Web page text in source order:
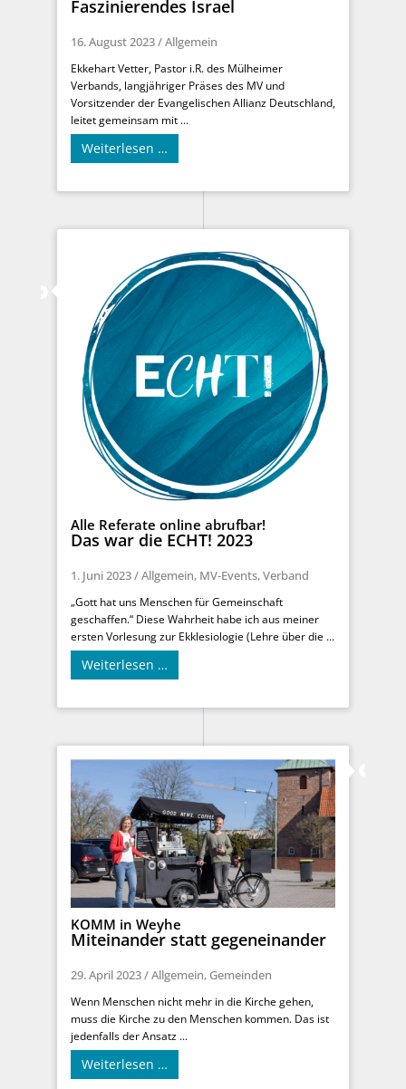
Faszinierendes Israel
16. August 2023/Allgemein
Ekkehart Vetter, Pastor i.R. des Mülheimer
Verbands, langjähriger Präses des MV und
Vorsitzender der Evangelischen Allianz Deutschland,
leitet gemeinsam mit ...
Weiterlesen …
Alle Referate online abrufbar!
Das war die ECHT! 2023
1. Juni 2023/Allgemein, MV-Events,Verband
„Gott hat uns Menschen für Gemeinschaft
geschaffen.“ Diese Wahrheit habe ich aus meiner
ersten Vorlesung zur Ekklesiologie (Lehre über die ...
Weiterlesen …
KOMM in Weyhe
Miteinander statt gegeneinander
29. April 2023/Allgemein, Gemeinden
Wenn Menschen nicht mehr in die Kirche gehen,
muss die Kirche zu den Menschen kommen. Das ist
jedenfalls der Ansatz ...
Weiterlesen …